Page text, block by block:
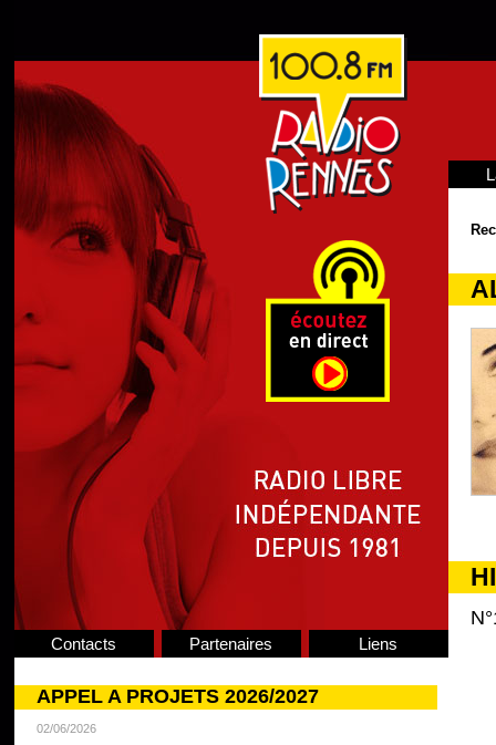
Contacts Partenaires Liens
APPEL A PROJETS 2026/2027
02/06/2026